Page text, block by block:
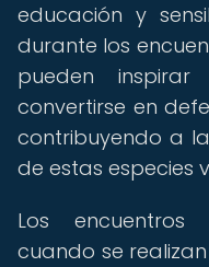
educación y
durante los
pueden
convertirse en
contribuyendo a
de estas especies
Los encuentros
cuando se